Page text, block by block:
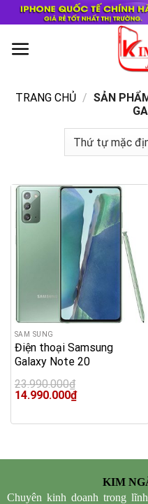
Skip
to
content
TRANG CHỦ / SẢN
SAM SUNG
Điện thoại Samsung
Galaxy Note 20
23.990.000₫
Original
23.990.000₫.
14.990.000₫Current
14.990.000₫.
KIM
Chuyên kinh doanh trong